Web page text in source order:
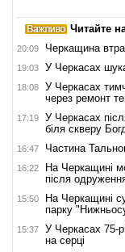
Читайте
20:09 Черкащина
19:03 У Черкасах
18:08
У Черкасах
через ремонт
17:19
У Черкасах
біля скверу
16:47 Частина
16:22
На Черкащині
після
15:50
На Черкащині
парку
15:37
У Черкасах 75-
на серці